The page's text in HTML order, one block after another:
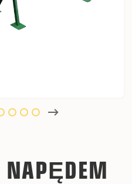
NAPĘDEM